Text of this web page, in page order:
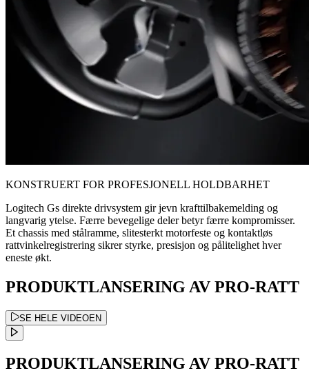
KONSTRUERT FOR PROFESJONELL HOLDBARHET
Logitech Gs direkte drivsystem gir jevn krafttilbakemelding og
langvarig ytelse. Færre bevegelige deler betyr færre kompromisser.
Et chassis med stålramme, slitesterkt motorfeste og kontaktløs
rattvinkelregistrering sikrer styrke, presisjon og pålitelighet hver
eneste økt.
PRODUKTLANSERING AV PRO-RATT
SE HELE VIDEOEN
PRODUKTLANSERING AV PRO-RATT